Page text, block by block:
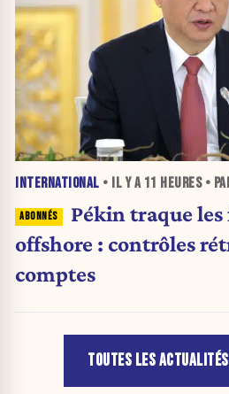
INTERNATIONAL • IL Y A 11 HEURES•
Pékin traque
offshore : contrôles
comptes
TOUTES LES